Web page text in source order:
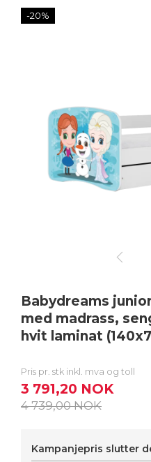
-20%
Babydreams
med madrass,
hvit laminat
Pris pr. stk inkl. mva og toll
3 791,20 NOK
4 739,00 NOK
Kampanjepris slutter